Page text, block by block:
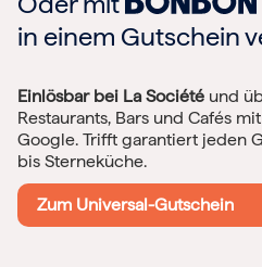
in einem Gutschein
Einlösbar bei La Société und
Restaurants, Bars und Cafés
Google. Trifft garantiert jeden
bis Sterneküche.
Zum Universal-Gutschein